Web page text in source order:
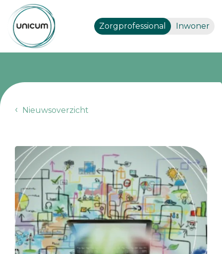
Zorgprofessional Inwoner
Nieuwsoverzicht